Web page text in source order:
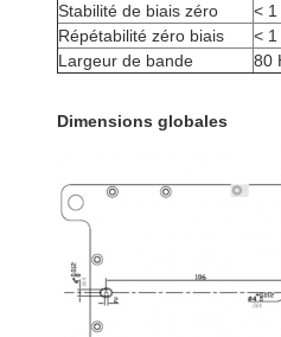
Stabilité de biais zéro
<
Répétabilité zéro biais
<
Largeur de bande
80
Dimensions globales